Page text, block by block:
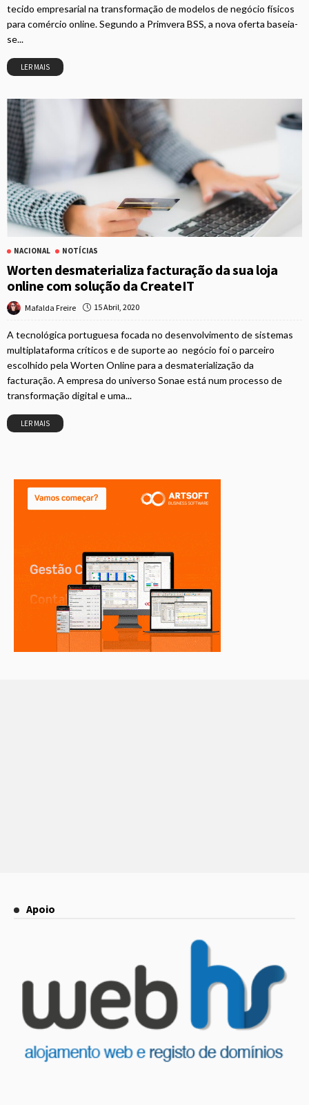
tecido empresarial na transformação de modelos de negócio físicos
para comércio online. Segundo a Primvera BSS, a nova oferta baseia-
se...
LER MAIS
NACIONAL NOTÍCIAS
Worten desmaterializa facturação da sua loja
online com solução da CreateIT
Mafalda Freire 15 Abril, 2020
A tecnológica portuguesa focada no desenvolvimento de sistemas
multiplataforma críticos e de suporte ao negócio foi o parceiro
escolhido pela Worten Online para a desmaterialização da
facturação. A empresa do universo Sonae está num processo de
transformação digital e uma...
LER MAIS
Apoio